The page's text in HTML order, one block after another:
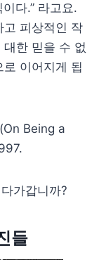
다.” 라고요.
고 피상적인 작
한 믿을 수 없
이어지게 됩
Being a
가갑니까?
들